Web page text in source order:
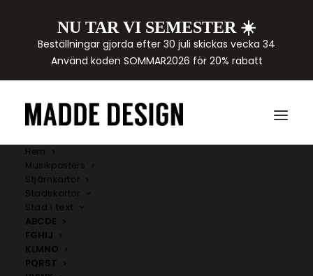
NU TAR VI SEMESTER ☀️
Beställningar gjorda efter 30 juli skickas vecka 34
Använd koden SOMMAR2026 för 20% rabatt
Hem
Musikposters
Stjärnkartor
Stadskartor
Stad i text
ABCDE
FGHIJ
KLMNO
PQRST